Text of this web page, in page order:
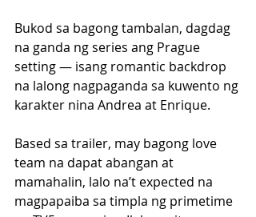
Bukod sa bagong tambalan, dagdag
na ganda ng series ang Prague
setting — isang romantic backdrop
na lalong nagpaganda sa kuwento ng
karakter nina Andrea at Enrique.
Based sa trailer, may bagong love
team na dapat abangan at
mamahalin, lalo na’t expected na
magpapaiba sa timpla ng primetime